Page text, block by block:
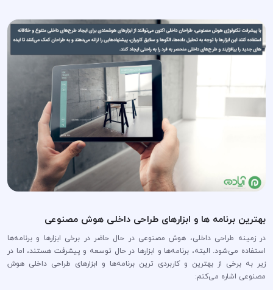
بهترین برنامه ها و ابزارهای طراحی داخلی هوش مصنوعی
در زمینه طراحی داخلی، هوش مصنوعی در حال حاضر در برخی ابزارها و برنامه‌ها
استفاده می‌شود. البته، برنامه‌ها و ابزارها در حال توسعه و پیشرفت هستند، اما در
زیر به برخی از بهترین و کاربردی ترین برنامه‌ها و ابزارهای طراحی داخلی هوش
مصنوعی اشاره می‌کنم: